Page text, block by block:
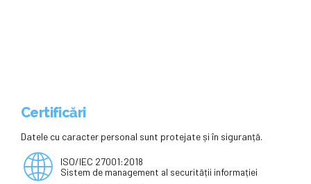
Certificări
Datele cu caracter personal sunt protejate și în siguranță.
ISO/IEC 27001:2018
Sistem de management al securității informației